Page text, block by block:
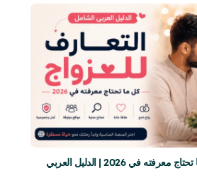
التعارف للزواج — كل ما تحتاج معرفته في 2026 | الدليل العربي